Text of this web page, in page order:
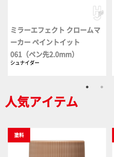
ミラーエフェクト クロームマ
ーカー ペイントイット
061（ペン先2.0mm）
シュナイダー
人気アイテム
塗料